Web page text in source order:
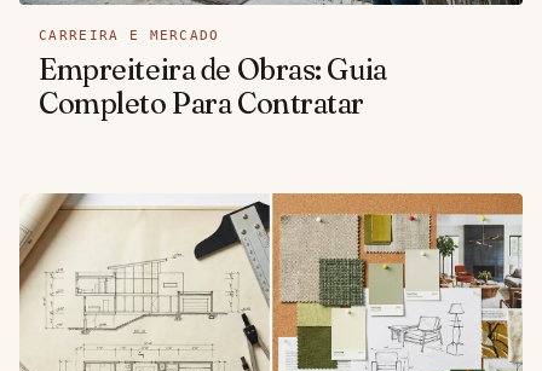
CARREIRA E MERCADO
Empreiteira de Obras: Guia
Completo Para Contratar